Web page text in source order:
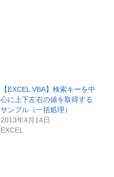
【EXCEL VBA】検索キーを中
心に上下左右の値を取得する
サンプル（一括処理）
2013年4月14日
EXCEL